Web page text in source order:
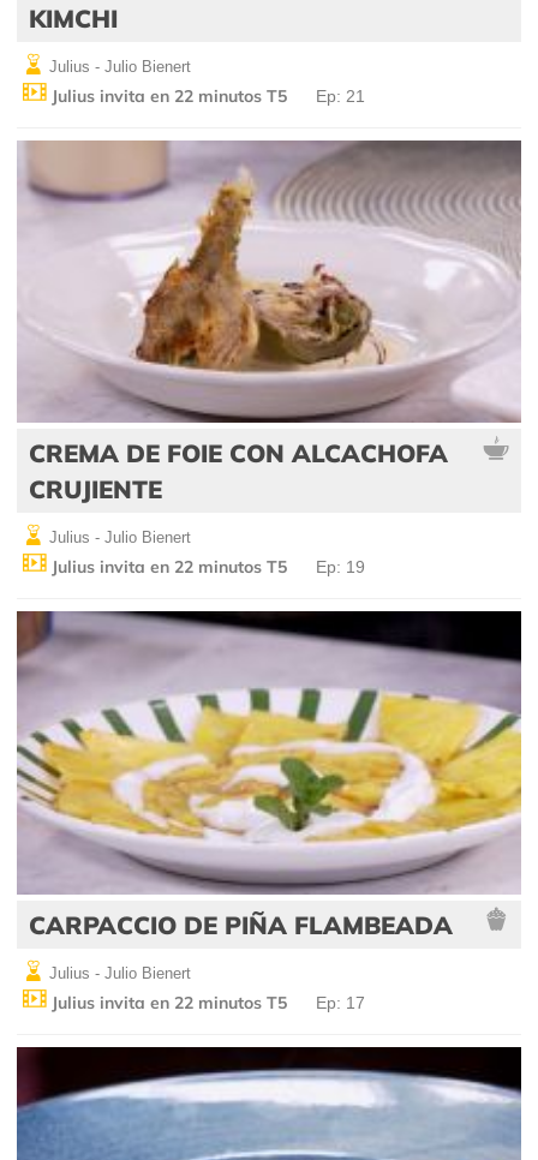
KIMCHI
Julius - Julio Bienert
Julius invita en 22 minutos T5 Ep: 21
CREMA DE FOIE CON ALCACHOFA
CRUJIENTE
Julius - Julio Bienert
Julius invita en 22 minutos T5 Ep: 19
CARPACCIO DE PIÑA FLAMBEADA
Julius - Julio Bienert
Julius invita en 22 minutos T5 Ep: 17